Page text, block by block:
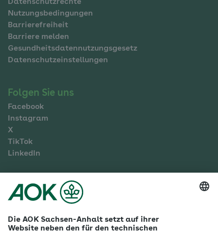
Datenschutzrechte
Nutzungsbedingungen
Barrierefreiheit
Barriere melden
Gesundheitsdatennutzungsgesetz
Datenschutzeinstellungen
Folgen Sie uns
Facebook
Instagram
X
TikTok
LinkedIn
Mehr zur AOK Sachsen-Anhalt
Karriere
Betriebliches Gesundheitsmanagement